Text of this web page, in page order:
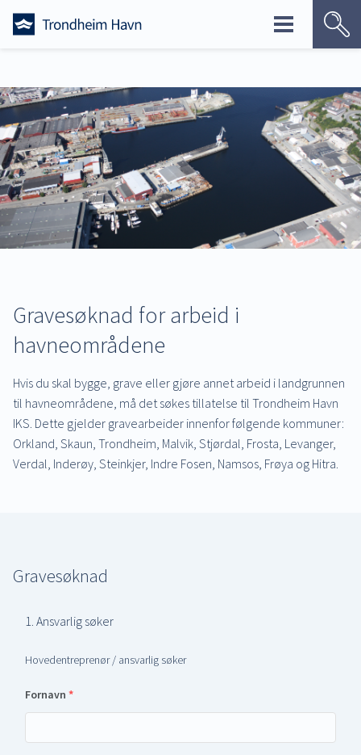
Skip
Gravesøknad for arbeid i
havneområdene
Hvis du skal bygge, grave eller gjøre annet arbeid i landgrunnen
til havneområdene, må det søkes tillatelse til Trondheim Havn
IKS. Dette gjelder gravearbeider innenfor følgende kommuner:
Orkland, Skaun, Trondheim, Malvik, Stjørdal, Frosta, Levanger,
Verdal, Inderøy, Steinkjer, Indre Fosen, Namsos, Frøya og Hitra.
Gravesøknad
1. Ansvarlig søker
Hovedentreprenør / ansvarlig søker
Fornavn *